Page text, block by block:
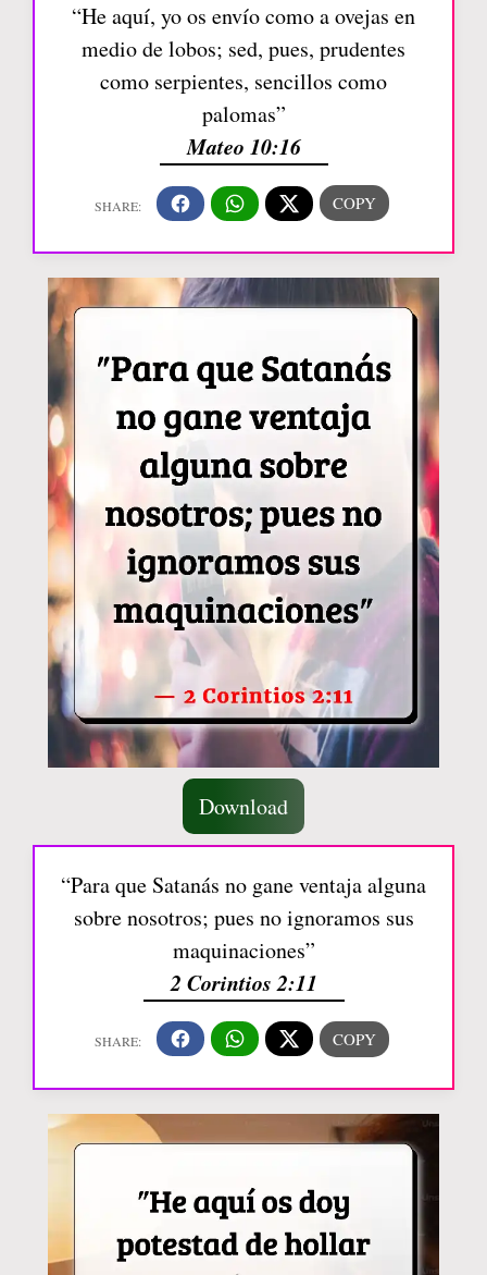
“He aquí, yo os envío como a ovejas en
medio de lobos; sed, pues, prudentes
como serpientes, sencillos como
palomas”
Mateo 10:16
Download
“Para que Satanás no gane ventaja alguna
sobre nosotros; pues no ignoramos sus
maquinaciones”
2 Corintios 2:11